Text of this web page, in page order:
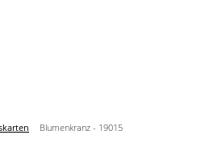
Blumenkranz - 19015